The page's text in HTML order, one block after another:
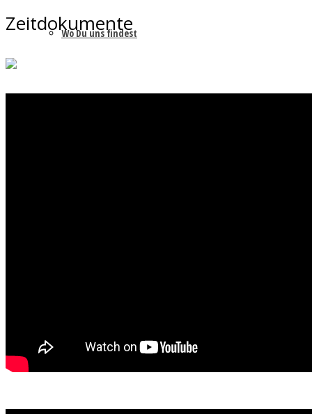
Wo Du uns findest
Impressum
Zeitdokumente